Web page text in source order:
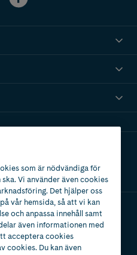
som är nödvändiga för
Vi använder även cookies
Det hjälper oss
vår hemsida, så att vi kan
och anpassa innehåll samt
även informationen med
acceptera cookies
cookies. Du kan även